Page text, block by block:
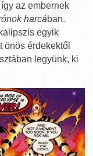
az embernek
harcában.
egyik
önös érdekektől
legyünk, ki